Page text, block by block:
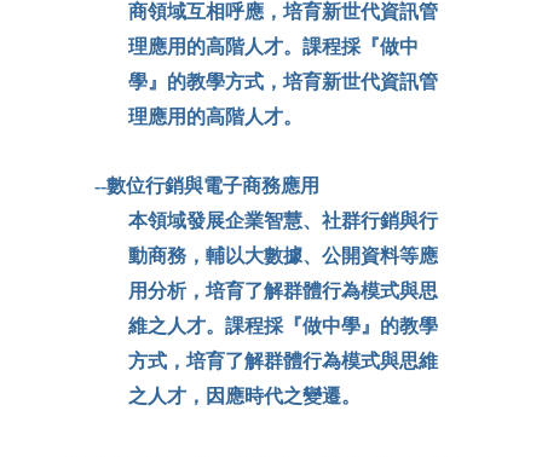
商領域互相呼應，培育新世代資訊管
理應用的高階人才。課程採『做中
學』的教學方式，培育新世代資訊管
理應用的高階人才。
--數位行銷與電子商務應用
本領域發展企業智慧、社群行銷與行
動商務，輔以大數據、公開資料等應
用分析，培育了解群體行為模式與思
維之人才。課程採『做中學』的教學
方式，培育了解群體行為模式與思維
之人才，因應時代之變遷。